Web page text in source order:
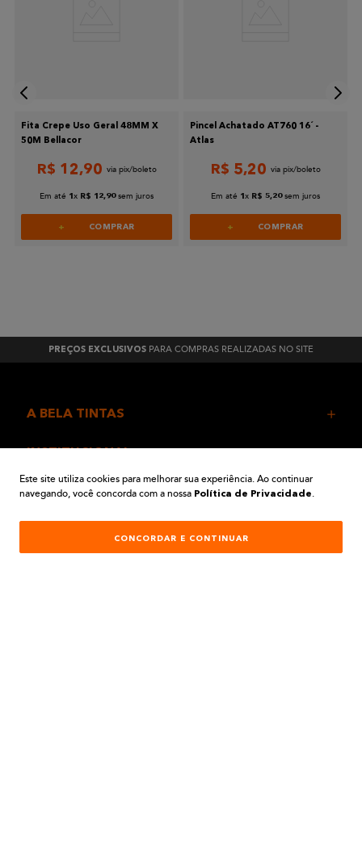
Fita Crepe Uso Geral 48MM X
50M Bellacor
R$ 12,90
Em até 1 x R$ 12,90 sem juros
COMPRAR
Pincel Achatado AT760 16´ -
Atlas
R$ 5,20
Em até 1 x R$ 5,20 sem juros
COMPRAR
PREÇOS EXCLUSIVOS PARA COMPRAS REALIZADAS NO SITE
A BELA TINTAS
AJUDA E SUPORTE
ATENDIMENTO
Este site utiliza cookies para melhorar sua experiência. Ao continuar
navegando, você concorda com a nossa Política de Privacidade.
CONCORDAR E CONTINUAR